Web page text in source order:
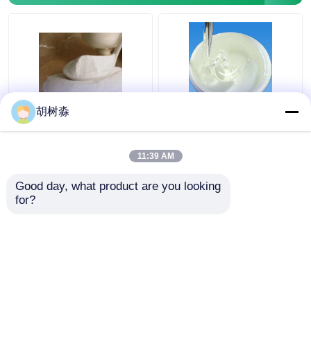
Produtos de
panificação 110Kcal
Fibra alimentar solúvel
Melhor preço
alimentação xarope
líquido de inulina fibra
dietética solúvel para
Melhor preço
胡树淼
11:39 AM
Good day, what product are you looking
for?